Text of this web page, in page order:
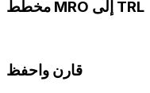
مخطط MRO إلى TRL
قارن واحفظ